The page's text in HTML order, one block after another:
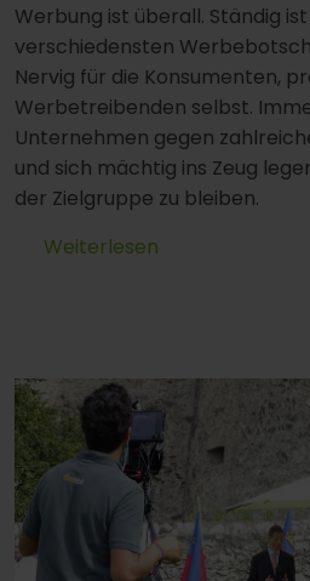
Werbung ist überall. Ständig
verschiedensten
Nervig für die Konsumenten,
Werbetreibenden selbst.
Unternehmen gegen
und sich mächtig ins Zeug
der Zielgruppe zu bleiben.
Weiterlesen